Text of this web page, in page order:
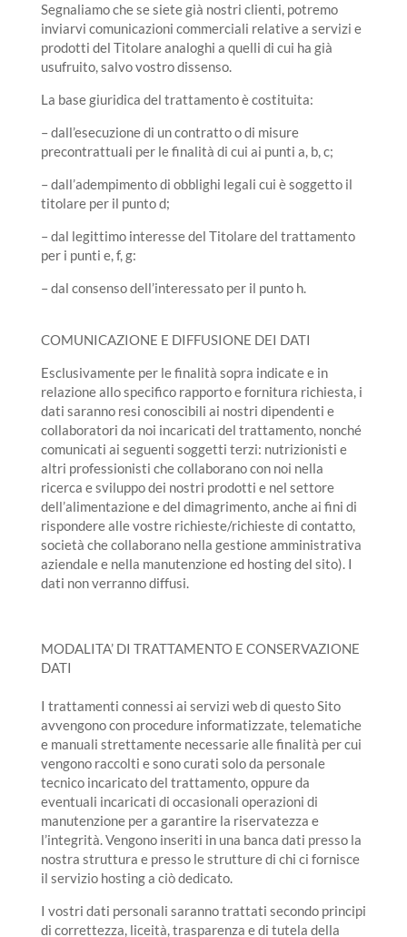
Segnaliamo che se siete già nostri clienti, potremo
inviarvi comunicazioni commerciali relative a servizi e
prodotti del Titolare analoghi a quelli di cui ha già
usufruito, salvo vostro dissenso.
La base giuridica del trattamento è costituita:
– dall’esecuzione di un contratto o di misure
precontrattuali per le finalità di cui ai punti a, b, c;
– dall’adempimento di obblighi legali cui è soggetto il
titolare per il punto d;
– dal legittimo interesse del Titolare del trattamento
per i punti e, f, g:
– dal consenso dell’interessato per il punto h.
COMUNICAZIONE E DIFFUSIONE DEI DATI
Esclusivamente per le finalità sopra indicate e in
relazione allo specifico rapporto e fornitura richiesta, i
dati saranno resi conoscibili ai nostri dipendenti e
collaboratori da noi incaricati del trattamento, nonché
comunicati ai seguenti soggetti terzi: nutrizionisti e
altri professionisti che collaborano con noi nella
ricerca e sviluppo dei nostri prodotti e nel settore
dell’alimentazione e del dimagrimento, anche ai fini di
rispondere alle vostre richieste/richieste di contatto,
società che collaborano nella gestione amministrativa
aziendale e nella manutenzione ed hosting del sito). I
dati non verranno diffusi.
MODALITA’ DI TRATTAMENTO E CONSERVAZIONE
DATI
I trattamenti connessi ai servizi web di questo Sito
avvengono con procedure informatizzate, telematiche
e manuali strettamente necessarie alle finalità per cui
vengono raccolti e sono curati solo da personale
tecnico incaricato del trattamento, oppure da
eventuali incaricati di occasionali operazioni di
manutenzione per a garantire la riservatezza e
l’integrità. Vengono inseriti in una banca dati presso la
nostra struttura e presso le strutture di chi ci fornisce
il servizio hosting a ciò dedicato.
I vostri dati personali saranno trattati secondo principi
di correttezza, liceità, trasparenza e di tutela della